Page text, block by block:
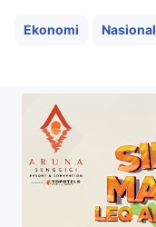
Ekonomi Nasional